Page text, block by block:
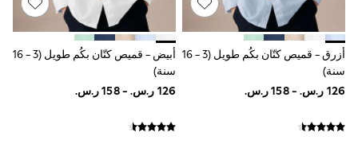
Sets & Outfits
Linen Collection
Tops & T-Shirts
Shirts
Swimwear
Shorts
أزرق - قميص كتّان بكُم طويل (3 - 16
سنة)
أبيض - قميص كتّان بكُم طويل (3 - 16
سنة)